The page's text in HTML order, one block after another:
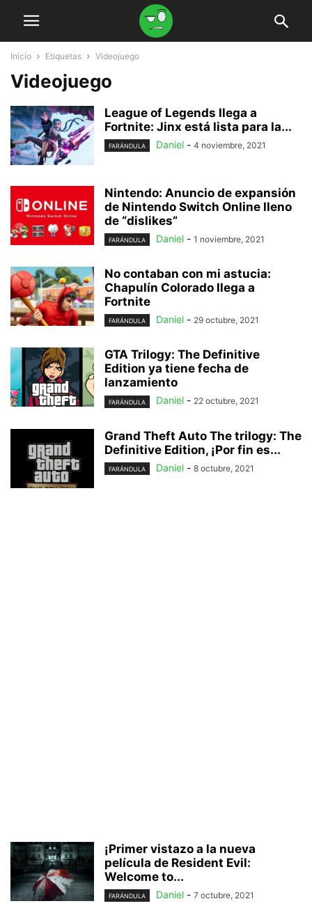
Inicio Etiquetas Videojuego
Videojuego
League of Legends llega a
Fortnite: Jinx está lista para la...
FARÁNDULA Daniel - 4 noviembre, 2021
Nintendo: Anuncio de expansión
de Nintendo Switch Online lleno
de “dislikes”
FARÁNDULA Daniel - 1 noviembre, 2021
No contaban con mi astucia:
Chapulín Colorado llega a
Fortnite
FARÁNDULA Daniel - 29 octubre, 2021
GTA Trilogy: The Definitive
Edition ya tiene fecha de
lanzamiento
FARÁNDULA Daniel - 22 octubre, 2021
Grand Theft Auto The trilogy: The
Definitive Edition, ¡Por fin es...
FARÁNDULA Daniel - 8 octubre, 2021
¡Primer vistazo a la nueva
película de Resident Evil:
Welcome to...
FARÁNDULA Daniel - 7 octubre, 2021